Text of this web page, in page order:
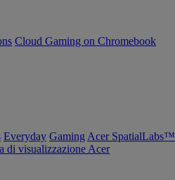
Cloud Gaming on Chromebook
Everyday Gaming Acer SpatialLabs™
di visualizzazione Acer